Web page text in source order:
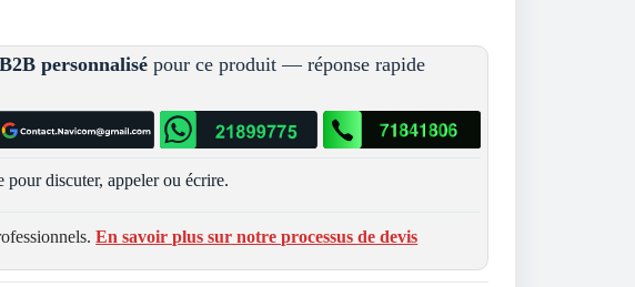
personnalisé pour ce produit — réponse rapide
discuter, appeler ou écrire.
En savoir plus sur notre processus de devis